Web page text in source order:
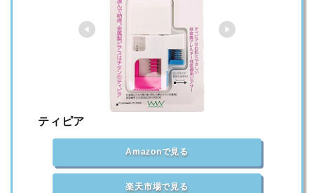
ティピア
Amazonで見る
楽天市場で見る